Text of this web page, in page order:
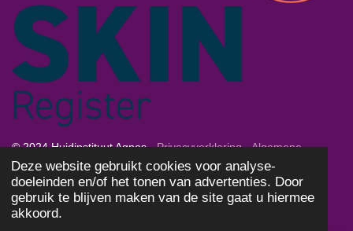
Deze website gebruikt cookies voor analyse-
doeleinden en/of het tonen van advertenties. Door
gebruik te blijven maken van de site gaat u hiermee
akkoord.
© 2024 Huidinstituut Agnes -Privacyverklaring-Algemene
Voorwaarden-Cookies
Powered byJouwWeb